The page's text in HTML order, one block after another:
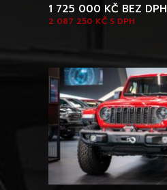
2 087 250 KČ S DPH
1 725 000 KČ BEZ DPH